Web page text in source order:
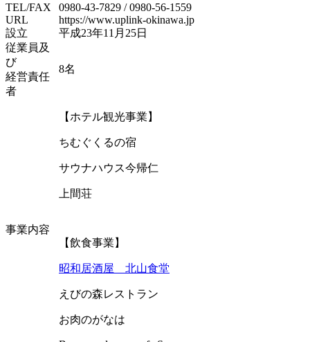
TEL/FAX
0980-43-7829 /0980-56-1559
URL
https://www.uplink-okinawa.jp
設立
平成23年11月25日
従業員及
び
経営責任
者
8名
事業内容
【ホテル観光事業】
ちむぐくるの宿
サウナハウス今帰仁
上間荘
【飲食事業】
昭和居酒屋 北山食堂
えびの森レストラン
お肉のがなは